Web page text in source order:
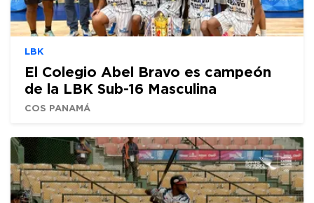
LBK
El Colegio Abel Bravo es campeón
de la LBK Sub-16 Masculina
COS PANAMÁ